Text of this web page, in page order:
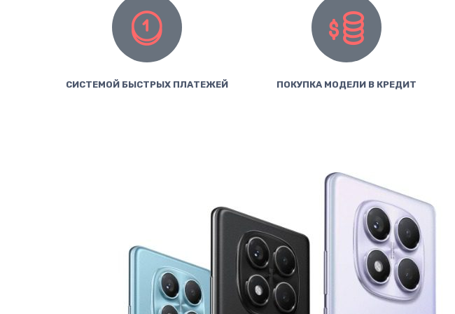
СИСТЕМОЙ БЫСТРЫХ ПЛАТЕЖЕЙ ПОКУПКА МОДЕЛИ В КРЕДИТ